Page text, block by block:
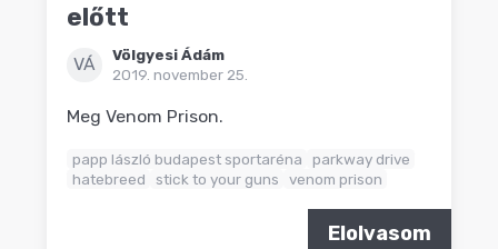
előtt
VÁ
Völgyesi Ádám
2019. november 25.
Meg Venom Prison.
papp lászló budapest sportaréna
parkway drive
hatebreed
stick to your guns venom prison
Elolvasom